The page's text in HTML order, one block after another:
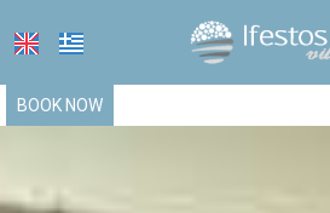
BOOK NOW